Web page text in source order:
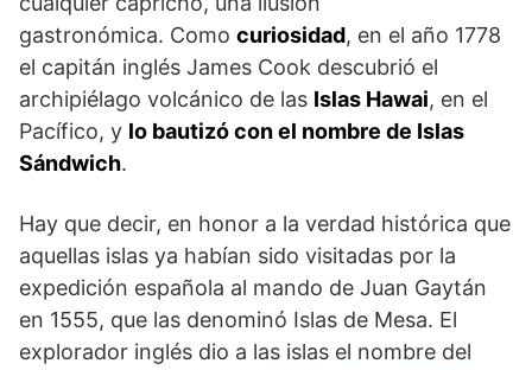
gastronómica. Como curiosidad, en el año 1778
el capitán inglés James Cook descubrió el
archipiélago volcánico de las Islas Hawai, en el
Pacífico, y lo bautizó con el nombre de Islas
Sándwich.
Hay que decir, en honor a la verdad histórica que
aquellas islas ya habían sido visitadas por la
expedición española al mando de Juan Gaytán
en 1555, que las denominó Islas de Mesa. El
explorador inglés dio a las islas el nombre del